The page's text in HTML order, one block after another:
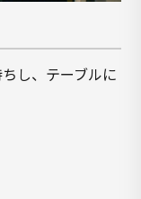
し、テーブルに